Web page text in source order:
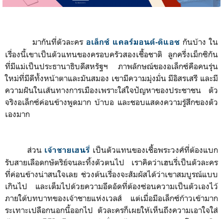
มากันที่ตัวละคร อเล็กซ์ แคลร์มอนต์-ดิแอซ กันบ้าง ใน
เรื่องนี้เขาเป็นตัวแทนของครอบครัวสองเชื้อชาติ ลูกครึ่งเม็กซิกัน
ที่มีแม่เป็นประธานาธิบดีสหรัฐฯ ภาพลักษณ์ของอเล็กซ์คือคนรุ่น
ใหม่ที่มีดีทั้งหน้าตาและมันสมอง เขามีความมุ่งมั่น มีอิสรเสรี และมี
ความฝันในเส้นทางการเมืองเพราะใส่ใจปัญหาของประชาชน ตัว
จริงอเล็กซ์ค่อนข้างพูดมาก บ้าบอ และชอบแสดงความรู้สึกของตัว
เองมาก
ส่วน เจ้าชายเฮนรี่ เป็นตัวแทนของเชื้อพระวงศ์ที่ต้องแบก
รับสายเลือดกษัตริย์จนละทิ้งตัวตนไป เราคิดว่าเฮนรี่เป็นตัวละคร
ที่ค่อนข้างน่าสนใจเลย ช่วงต้นเรื่องจะสัมผัสได้ว่าเขาสมบูรณ์แบบ
เกินไป และเต็มไปด้วยความอึดอัดที่ต้องซ่อนความเป็นตัวเองไว้
ภายใต้บทบาทของเจ้าชายแห่งเวลส์ แต่เมื่อมีอเล็กซ์ก้าวเข้ามาก
ระเทาะเปลือกนอกนี้ออกไป ตัวละครก็เผยให้เห็นถึงความเอาใจใส่